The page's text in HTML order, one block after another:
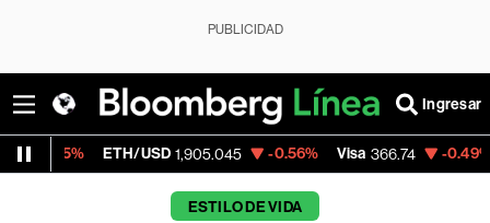
PUBLICIDAD
Ingresar
ETH/USD 1,905.045 -0.56% Visa 366.74 -0.49%
ESTILO DE VIDA